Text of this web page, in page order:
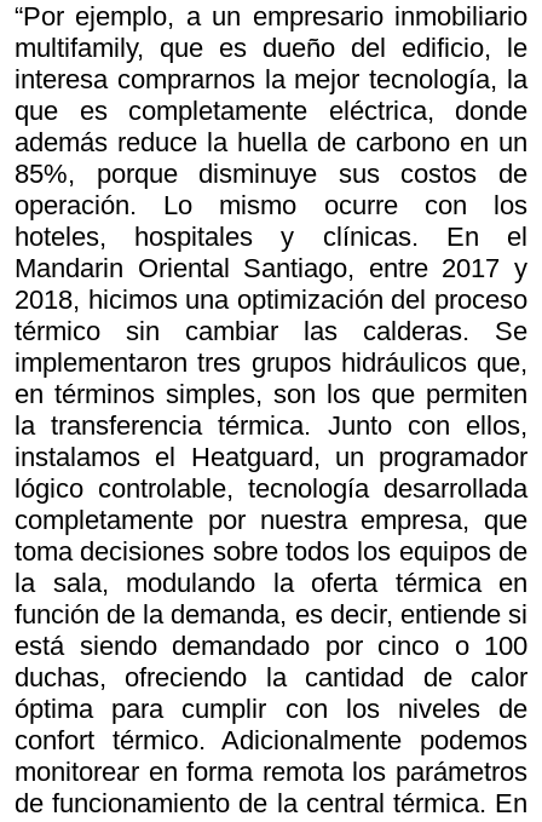
“Por ejemplo, a un empresario inmobiliario
multifamily, que es dueño del edificio, le
interesa comprarnos la mejor tecnología, la
que es completamente eléctrica, donde
además reduce la huella de carbono en un
85%, porque disminuye sus costos de
operación. Lo mismo ocurre con los
hoteles, hospitales y clínicas. En el
Mandarin Oriental Santiago, entre 2017 y
2018, hicimos una optimización del proceso
térmico sin cambiar las calderas. Se
implementaron tres grupos hidráulicos que,
en términos simples, son los que permiten
la transferencia térmica. Junto con ellos,
instalamos el Heatguard, un programador
lógico controlable, tecnología desarrollada
completamente por nuestra empresa, que
toma decisiones sobre todos los equipos de
la sala, modulando la oferta térmica en
función de la demanda, es decir, entiende si
está siendo demandado por cinco o 100
duchas, ofreciendo la cantidad de calor
óptima para cumplir con los niveles de
confort térmico. Adicionalmente podemos
monitorear en forma remota los parámetros
de funcionamiento de la central térmica. En